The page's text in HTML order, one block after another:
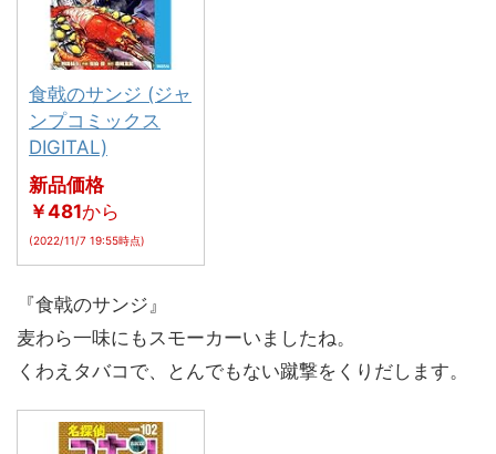
食戟のサンジ (ジャ
ンプコミックス
DIGITAL)
新品価格
￥481から
(2022/11/7 19:55時点)
『食戟のサンジ』
麦わら一味にもスモーカーいましたね。
くわえタバコで、とんでもない蹴撃をくりだします。